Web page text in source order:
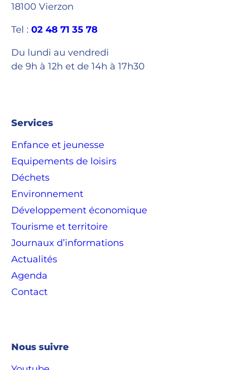
18100 Vierzon
Tel :02 48 71 35 78
Du lundi au vendredi
de 9h à 12h et de 14h à 17h30
Services
Enfance et jeunesse
Equipements de loisirs
Déchets
Environnement
Développement économique
Tourisme et territoire
Journaux d’informations
Actualités
Agenda
Contact
Nous suivre